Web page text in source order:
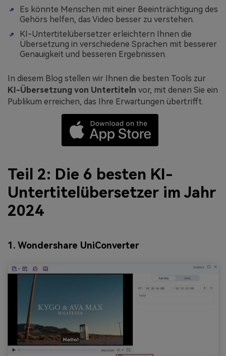
Es könnte Menschen mit einer Beeinträchtigung des
Gehörs helfen, das Video besser zu verstehen.
KI-Untertitelübersetzer erleichtern Ihnen die
Übersetzung in verschiedene Sprachen mit besserer
Genauigkeit und besseren Ergebnissen.
In diesem Blog stellen wir Ihnen die besten Tools zur
KI-Übersetzung von Untertiteln vor, mit denen Sie ein
Publikum erreichen, das Ihre Erwartungen übertrifft.
Teil 2: Die 6 besten KI-
Untertitelübersetzer im Jahr
2024
1. Wondershare UniConverter